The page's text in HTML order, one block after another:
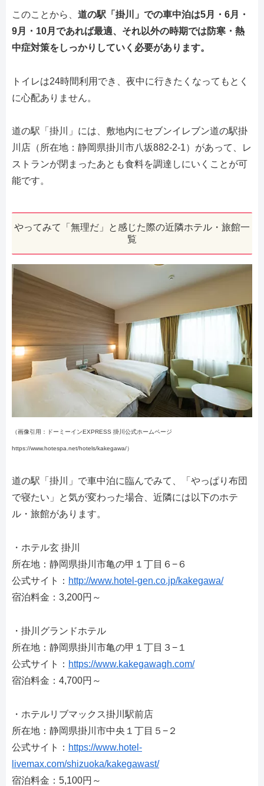
このことから、 道の駅「掛川」での車中泊は5月・6月・
9月・10月であれば最適、それ以外の時期では防寒・熱
中症対策をしっかりしていく必要があります。
トイレは24時間利用でき、夜中に行きたくなってもとく
に心配ありません。
道の駅「掛川」には、敷地内にセブンイレブン道の駅掛
川店（所在地：静岡県掛川市八坂882-2-1）があって、レ
ストランが閉まったあとも食料を調達しにいくことが可
能です。
やってみて「無理だ」と感じた際の近隣ホテル・旅館一
覧
（画像引用：ドーミーインEXPRESS 掛川公式ホームページ
https://www.hotespa.net/hotels/kakegawa/）
道の駅「掛川」で車中泊に臨んでみて、「やっぱり布団
で寝たい」と気が変わった場合、近隣には以下のホテ
ル・旅館があります。
・ホテル玄 掛川
所在地：静岡県掛川市亀の甲１丁目６−６
公式サイト： http://www.hotel-gen.co.jp/kakegawa/
宿泊料金：3,200円～
・掛川グランドホテル
所在地：静岡県掛川市亀の甲１丁目３−１
公式サイト： https://www.kakegawagh.com/
宿泊料金：4,700円～
・ホテルリブマックス掛川駅前店
所在地：静岡県掛川市中央１丁目５−２
公式サイト： https://www.hotel-
livemax.com/shizuoka/kakegawast/
宿泊料金：5,100円～